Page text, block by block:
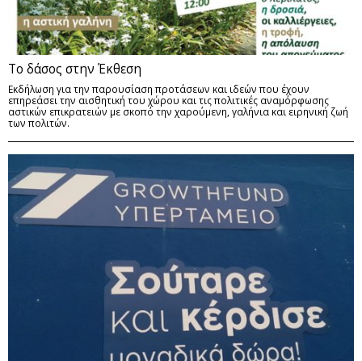
Το δάσος στην Έκθεση
Εκδήλωση για την παρουσίαση προτάσεων και ιδεών που έχουν
επηρεάσει την αισθητική του χώρου και τις πολιτικές αναμόρφωσης
αστικών επικρατειών με σκοπό την χαρούμενη, γαλήνια και ειρηνική ζωή
των πολιτών.